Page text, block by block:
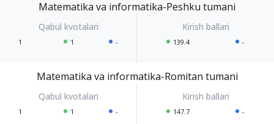
Matematika va informatika-Peshku tumani
1 1 - 139.4 -
Matematika va informatika-Romitan tumani
1 1 - 147.7 -